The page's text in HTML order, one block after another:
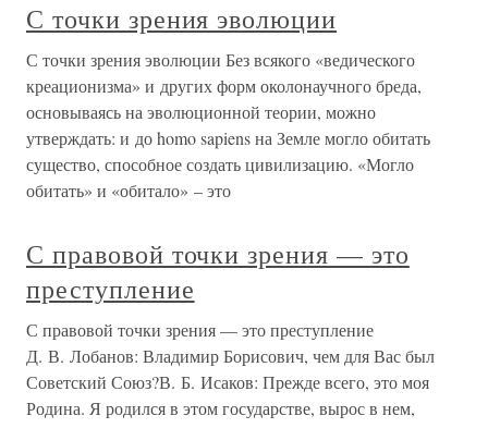
С точки зрения эволюции
С точки зрения эволюции Без всякого «ведического
креационизма» и других форм околонаучного бреда,
основываясь на эволюционной теории, можно
утверждать: и до homo sapiens на Земле могло обитать
существо, способное создать цивилизацию. «Могло
обитать» и «обитало» – это
С правовой точки зрения — это
преступление
С правовой точки зрения — это преступление
Д. В. Лобанов: Владимир Борисович, чем для Вас был
Советский Союз?В. Б. Исаков: Прежде всего, это моя
Родина. Я родился в этом государстве, вырос в нем,